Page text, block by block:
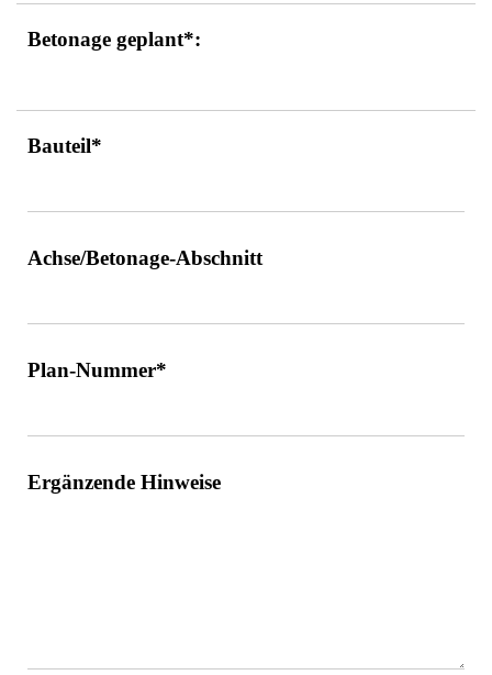
Betonage geplant*:
Bauteil*
Achse/Betonage-Abschnitt
Plan-Nummer*
Ergänzende Hinweise